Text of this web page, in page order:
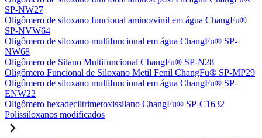
SP-NW27
Oligômero de siloxano funcional amino/vinil em água ChangFu®
SP-NVW64
Oligômero de siloxano multifuncional em água ChangFu® SP-
NW68
Oligômero de Silano Multifuncional ChangFu® SP-N28
Oligômero Funcional de Siloxano Metil Fenil ChangFu® SP-MP29
Oligômero de siloxano multifuncional em água ChangFu® SP-
ENW22
Oligômero hexadeciltrimetoxissilano ChangFu® SP-C1632
Polissiloxanos modificados